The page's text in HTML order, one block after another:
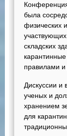
была
физических
складских
правилами и
Дискуссии
ученых и
хранением
для